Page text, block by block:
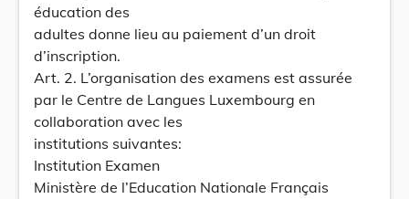
éducation des
adultes donne lieu au paiement d’un droit
d’inscription.
Art. 2. L’organisation des examens est assurée
par le Centre de Langues Luxembourg en
collaboration avec les
institutions suivantes:
Institution Examen
Ministère de l’Education Nationale Français